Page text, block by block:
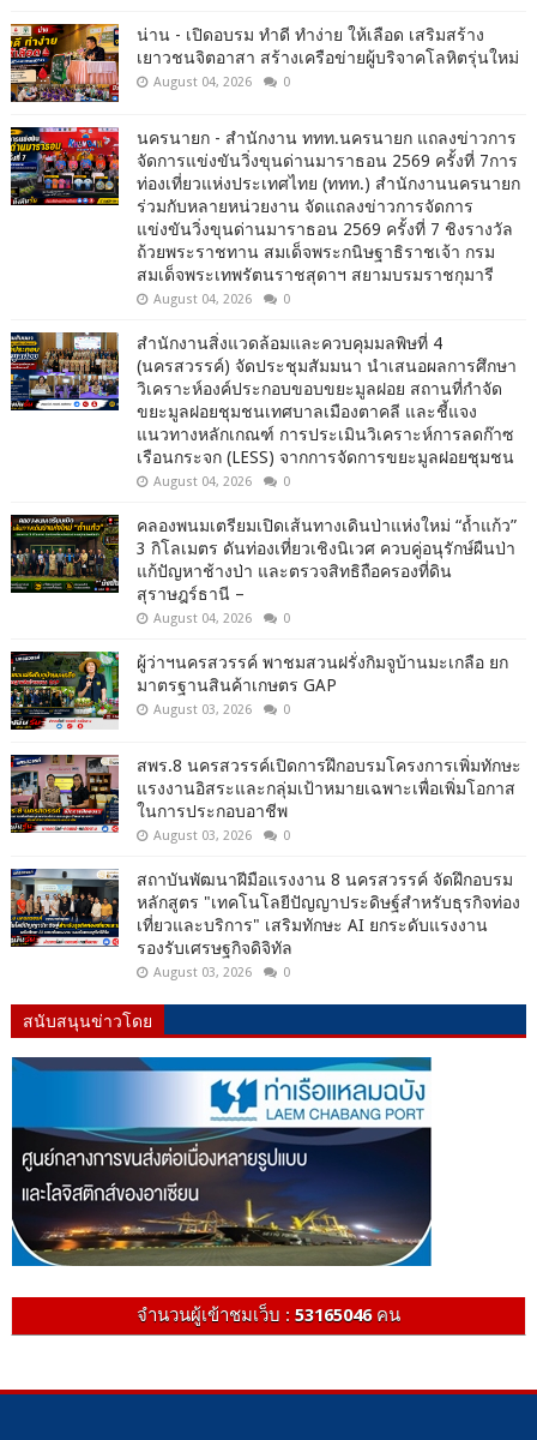
น่าน - เปิดอบรม ทำดี ทำง่าย ให้เลือด เสริมสร้าง
เยาวชนจิตอาสา สร้างเครือข่ายผู้บริจาคโลหิตรุ่นใหม่
August 04, 2026 0
นครนายก - สำนักงาน ททท.นครนายก แถลงข่าวการ
จัดการแข่งขันวิ่งขุนด่านมาราธอน 2569 ครั้งที่ 7การ
ท่องเที่ยวแห่งประเทศไทย (ททท.) สำนักงานนครนายก
ร่วมกับหลายหน่วยงาน จัดแถลงข่าวการจัดการ
แข่งขันวิ่งขุนด่านมาราธอน 2569 ครั้งที่ 7 ชิงรางวัล
ถ้วยพระราชทาน สมเด็จพระกนิษฐาธิราชเจ้า กรม
สมเด็จพระเทพรัตนราชสุดาฯ สยามบรมราชกุมารี
August 04, 2026 0
สำนักงานสิ่งแวดล้อมและควบคุมมลพิษที่ 4
(นครสวรรค์) จัดประชุมสัมมนา นำเสนอผลการศึกษา
วิเคราะห์องค์ประกอบขอบขยะมูลฝอย สถานที่กำจัด
ขยะมูลฝอยชุมชนเทศบาลเมืองตาคลี และชี้แจง
แนวทางหลักเกณฑ์ การประเมินวิเคราะห์การลดก๊าซ
เรือนกระจก (LESS) จากการจัดการขยะมูลฝอยชุมชน
August 04, 2026 0
คลองพนมเตรียมเปิดเส้นทางเดินป่าแห่งใหม่ “ถ้ำแก้ว”
3 กิโลเมตร ดันท่องเที่ยวเชิงนิเวศ ควบคู่อนุรักษ์ผืนป่า
แก้ปัญหาช้างป่า และตรวจสิทธิถือครองที่ดิน
สุราษฎร์ธานี –
August 04, 2026 0
ผู้ว่าฯนครสวรรค์ พาชมสวนฝรั่งกิมจูบ้านมะเกลือ ยก
มาตรฐานสินค้าเกษตร GAP
August 03, 2026 0
สพร.8 นครสวรรค์เปิดการฝึกอบรมโครงการเพิ่มทักษะ
แรงงานอิสระและกลุ่มเป้าหมายเฉพาะเพื่อเพิ่มโอกาส
ในการประกอบอาชีพ
August 03, 2026 0
สถาบันพัฒนาฝีมือแรงงาน 8 นครสวรรค์ จัดฝึกอบรม
หลักสูตร "เทคโนโลยีปัญญาประดิษฐ์สำหรับธุรกิจท่อง
เที่ยวและบริการ" เสริมทักษะ AI ยกระดับแรงงาน
รองรับเศรษฐกิจดิจิทัล
August 03, 2026 0
สนับสนุนข่าวโดย
จำนวนผู้เข้าชมเว็บ : 53165046คน